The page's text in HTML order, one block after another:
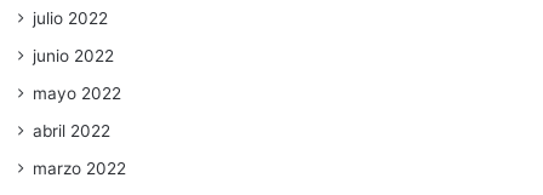
julio 2022
junio 2022
mayo 2022
abril 2022
marzo 2022